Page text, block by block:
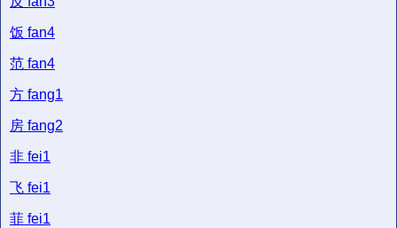
饭 fan4
范 fan4
方 fang1
房 fang2
非 fei1
飞 fei1
菲 fei1